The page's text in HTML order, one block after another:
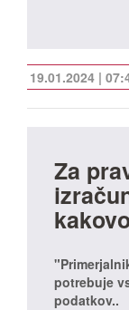
19.01.2024 |
Za
potrebuje
podatkov..